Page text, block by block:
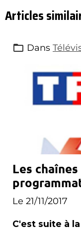
Articles
Dans
Les
Canal+
Le 21/11/2017
C'est suite à